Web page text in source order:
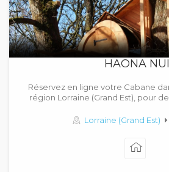
HAONA NUI
Réservez en ligne votre Cabane
région Lorraine (Grand Est), pour
Lorraine (Grand Est)